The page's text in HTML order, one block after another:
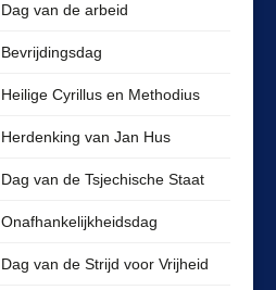
Dag van de arbeid
Bevrijdingsdag
Heilige Cyrillus en Methodius
Herdenking van Jan Hus
Dag van de Tsjechische Staat
Onafhankelijkheidsdag
Dag van de Strijd voor Vrijheid